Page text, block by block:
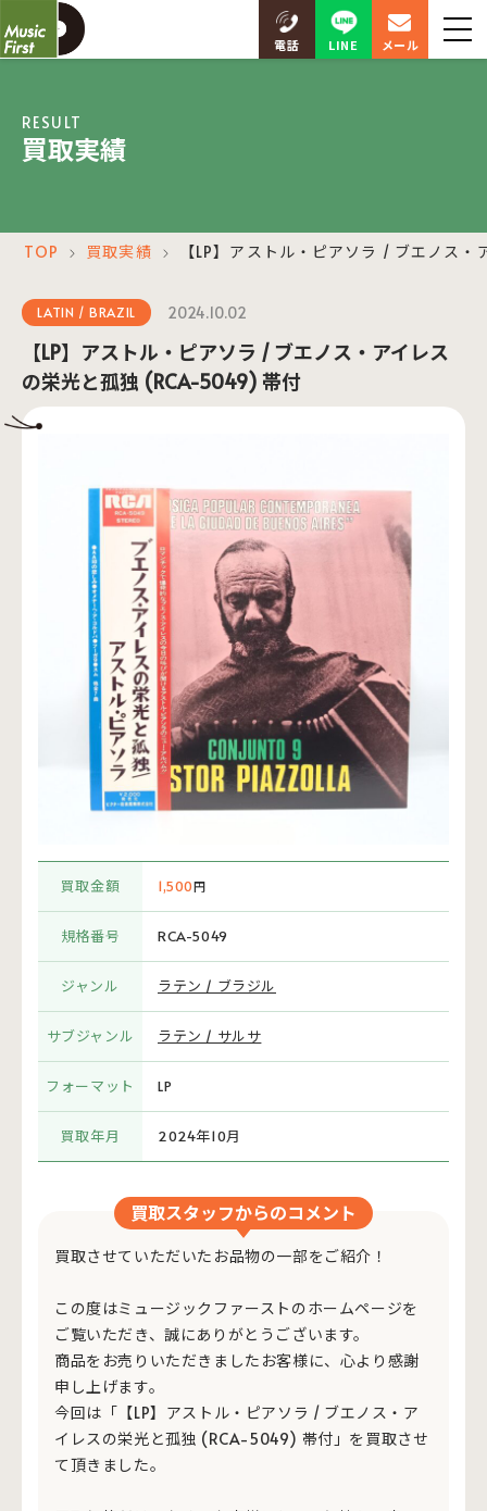
電話 LINE メール
RESULT
買取実績
TOP ＞ 買取実績 ＞ 【LP】アストル・ピアソラ / ブエノス
LATIN / BRAZIL 2024.10.02
【LP】アストル・ピアソラ / ブエノス・アイレス
の栄光と孤独 (RCA-5049) 帯付
買取金額 1,500円
規格番号 RCA-5049
ジャンル ラテン / ブラジル
サブジャンル ラテン / サルサ
フォーマット LP
買取年月 2024年10月
買取スタッフからのコメント
買取させていただいたお品物の一部をご紹介！
この度はミュージックファーストのホームページを
ご覧いただき、誠にありがとうございます。
商品をお売りいただきましたお客様に、心より感謝
申し上げます。
今回は「【LP】アストル・ピアソラ / ブエノス・ア
イレスの栄光と孤独 (RCA-5049) 帯付」を買取させ
て頂きました。